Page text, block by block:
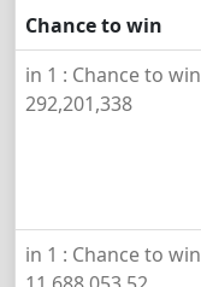
Chance to win
Chance to win :
1 in
292,201,338
Chance to win :
1 in